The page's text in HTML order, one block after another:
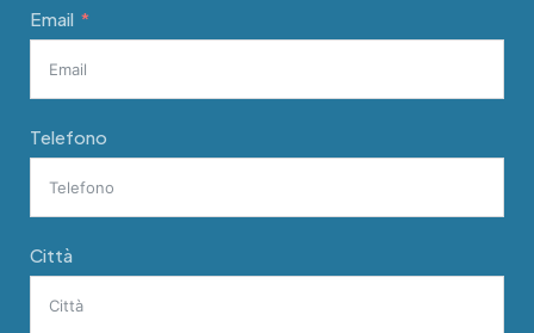
Email
Telefono
Città